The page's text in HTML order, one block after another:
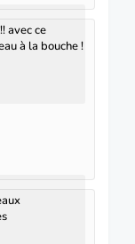
avec ce
à la bouche !